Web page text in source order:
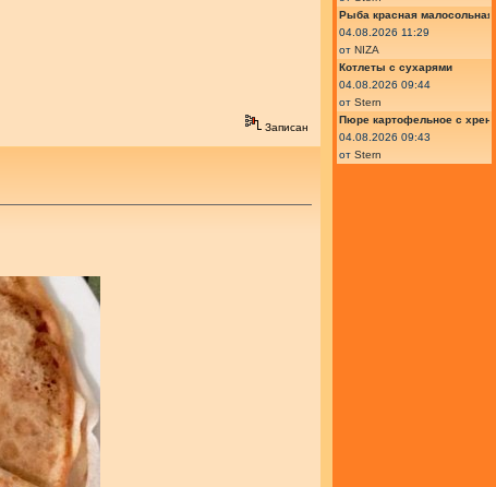
Записан
Рыба красная малосольная
04.08.2026 11:29
от NIZA
Котлеты с сухарями
04.08.2026 09:44
от Stern
Пюре картофельное с
04.08.2026 09:43
от Stern